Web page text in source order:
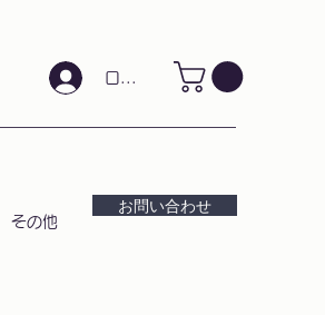
ログイン
その他
お問い合わせ